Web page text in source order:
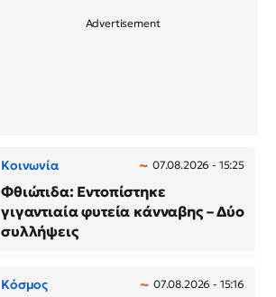
Κοινωνία 07.08.2026 - 15:25
Φθιώτιδα: Εντοπίστηκε
γιγαντιαία φυτεία κάνναβης – Δύο
συλλήψεις
Κόσμος 07.08.2026 - 15:16